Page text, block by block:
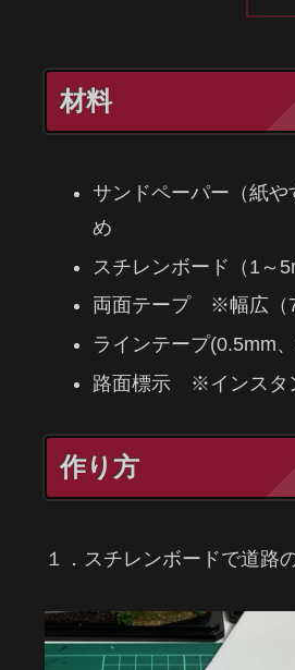
材料
サンドペーパー（紙
め
スチレンボード（1～
両面テープ ※幅広（
ラインテープ(0.5mm
路面標示 ※インスタ
作り方
１．スチレンボードで道路